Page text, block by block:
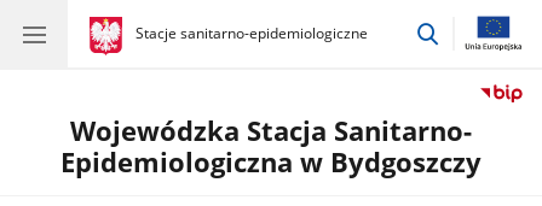
gov.pl
Stacje sanitarno-epidemiologiczne
gov.pl
Stacje
przejdź
Wojewódzka Stacja Sanitarno-
Epidemiologiczna w Bydgoszczy